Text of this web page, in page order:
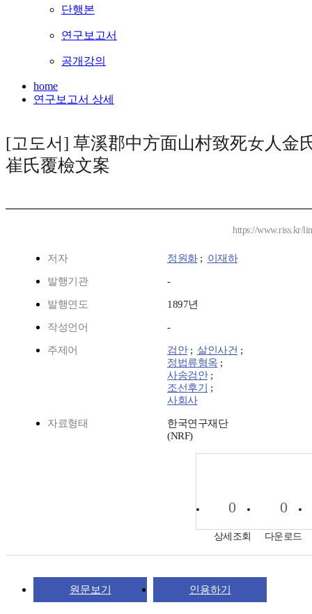
단행본
연구보고서
공개강의
home
연구보고서 상세
[고도서] 草溪郡中方面山村致死女人金
崔氏覆檢文案
https://www.riss.kr/
저자 정원화; 이재하
발행기관 -
발행연도 1897년
작성언어 -
주제어 검안; 살인사건 ;
정법류형옥 ;
사송검안;
조선후기
;
사회사
자료형태
한국연구재단
(NRF)
0
상세조회
0
다운로드
원문보기 인용하기